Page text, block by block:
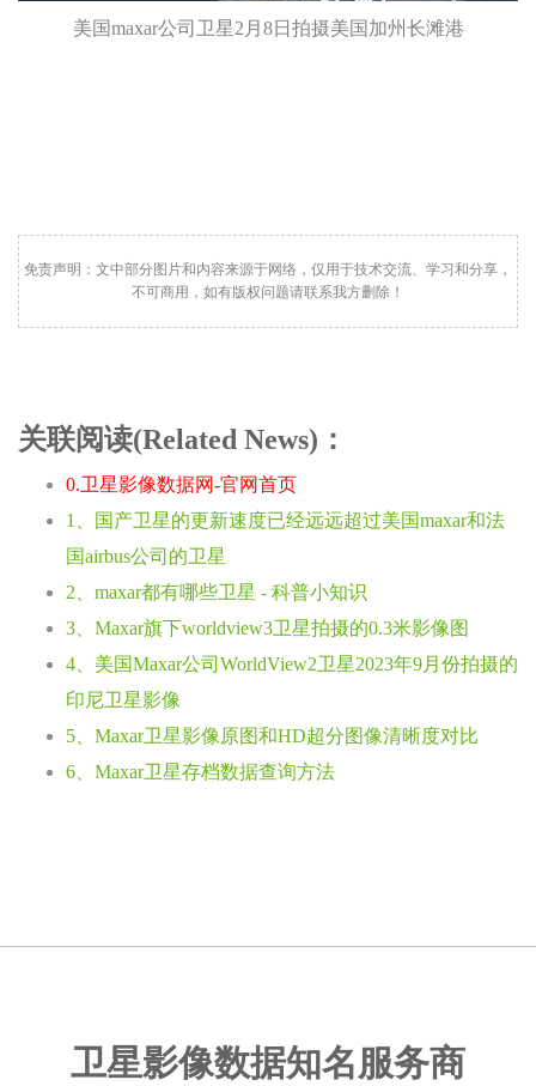
美国maxar公司卫星2月8日拍摄美国加州长滩港
免责声明：文中部分图片和内容来源于网络，仅用于技术交流、学习和分享，
不可商用，如有版权问题请联系我方删除！
关联阅读(Related News)：
0.卫星影像数据网-官网首页
1、国产卫星的更新速度已经远远超过美国maxar和法
国airbus公司的卫星
2、maxar都有哪些卫星 - 科普小知识
3、Maxar旗下worldview3卫星拍摄的0.3米影像图
4、美国Maxar公司WorldView2卫星2023年9月份拍摄的
印尼卫星影像
5、Maxar卫星影像原图和HD超分图像清晰度对比
6、Maxar卫星存档数据查询方法
卫星影像数据知名服务商